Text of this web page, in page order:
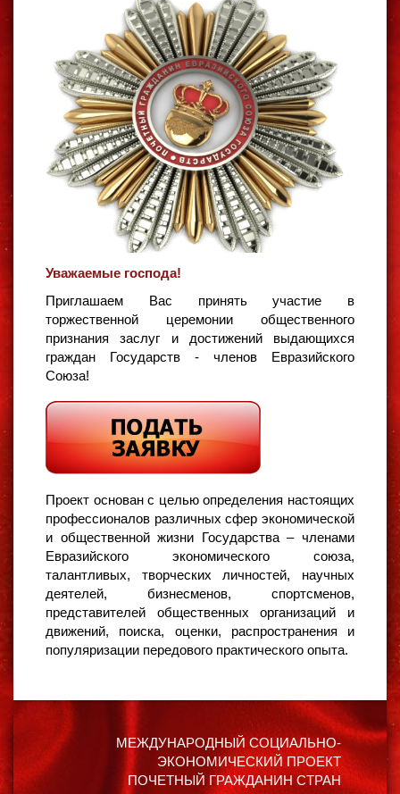
Уважаемые господа!
Приглашаем Вас принять участие в
торжественной церемонии общественного
признания заслуг и достижений выдающихся
граждан Государств - членов Евразийского
Союза!
Проект основан с целью определения настоящих
профессионалов различных сфер экономической
и общественной жизни Государства – членами
Евразийского экономического союза,
талантливых, творческих личностей, научных
деятелей, бизнесменов, спортсменов,
представителей общественных организаций и
движений, поиска, оценки, распространения и
популяризации передового практического опыта.
МЕЖДУНАРОДНЫЙ СОЦИАЛЬНО-
ЭКОНОМИЧЕСКИЙ ПРОЕКТ
ПОЧЕТНЫЙ ГРАЖДАНИН СТРАН